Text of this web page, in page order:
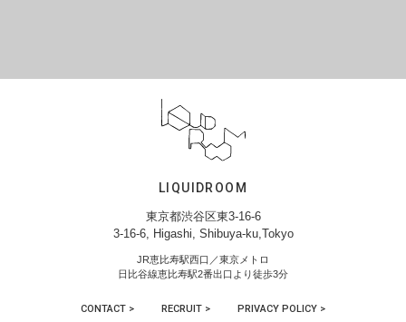
LIQUIDROOM
東京都渋谷区東3-16-6
3-16-6, Higashi, Shibuya-ku,Tokyo
JR恵比寿駅西口／東京メトロ
日比谷線恵比寿駅2番出口より徒歩3分
CONTACT > RECRUIT > PRIVACY POLICY >